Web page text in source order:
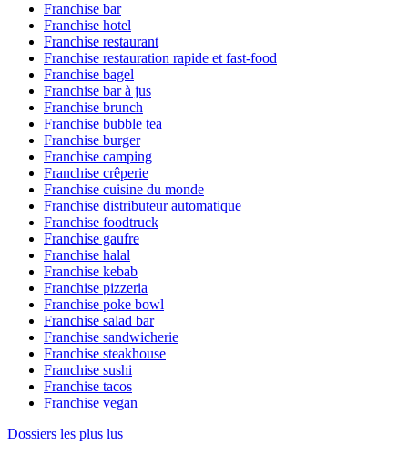
Franchise bar
Franchise hotel
Franchise restaurant
Franchise restauration rapide et fast-food
Franchise bagel
Franchise bar à jus
Franchise brunch
Franchise bubble tea
Franchise burger
Franchise camping
Franchise crêperie
Franchise cuisine du monde
Franchise distributeur automatique
Franchise foodtruck
Franchise gaufre
Franchise halal
Franchise kebab
Franchise pizzeria
Franchise poke bowl
Franchise salad bar
Franchise sandwicherie
Franchise steakhouse
Franchise sushi
Franchise tacos
Franchise vegan
Dossiers les plus lus